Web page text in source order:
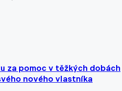
za pomoc v těžkých dobách
nového vlastníka